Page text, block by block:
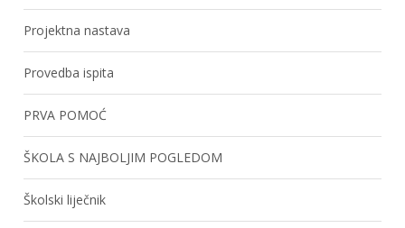
Projektna nastava
Provedba ispita
PRVA POMOĆ
ŠKOLA S NAJBOLJIM POGLEDOM
Školski liječnik